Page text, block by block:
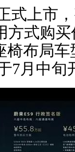
式上市
方式购
椅布局
7月中旬